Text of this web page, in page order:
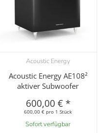
Acoustic Energy
Acoustic Energy AE108²
aktiver Subwoofer
600,00 € *
600,00 € pro 1 Stück
Sofort verfügbar